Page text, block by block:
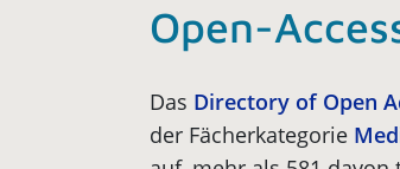
Open-
Das Directory of Open
der Fächerkategorie